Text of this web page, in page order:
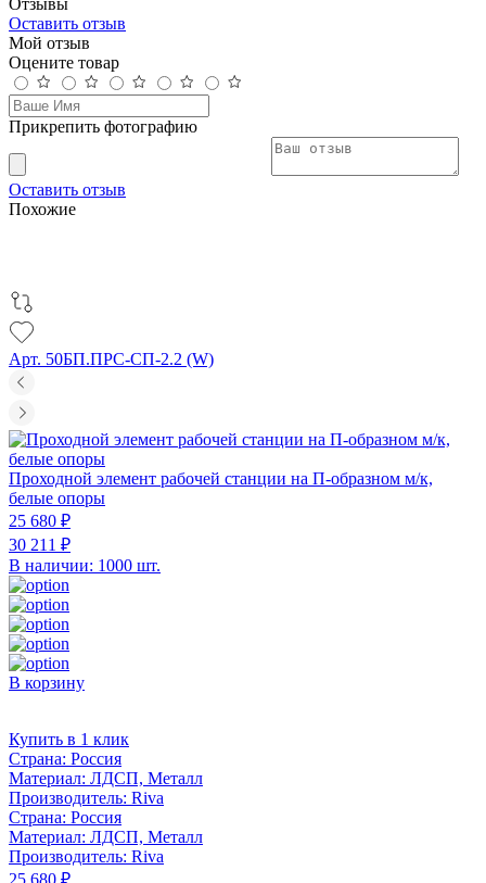
Оставить отзыв
Мой отзыв
Оцените товар
Прикрепить фотографию
Оставить отзыв
Похожие
Арт. 50БП.ПРС-СП-2.2 (W)
Проходной элемент рабочей станции на П-образном м/к,
белые опоры
25 680 ₽
30 211 ₽
В наличии: 1000 шт.
В корзину
Купить в 1 клик
Страна: Россия
Материал: ЛДСП, Металл
Производитель: Riva
Страна: Россия
Материал: ЛДСП, Металл
Производитель: Riva
25 680 ₽